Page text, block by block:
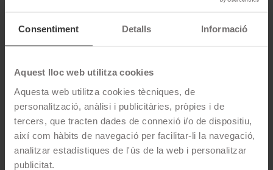
Consentiment Detalls Informació
Aquest lloc web utilitza cookies
Aquesta web utilitza cookies tècniques, de
personalització, anàlisi i publicitàries, pròpies i de
tercers, que tracten dades de connexió i/o de dispositiu,
així com hàbits de navegació per facilitar-li la navegació,
analitzar estadístiques de l'ús de la web i personalitzar
publicitat.
la versió STREET, un pneumàtic fabricat amb components d'alt
prestacions d'adherència, agarri i control que les versions
SOFT i SUPER SOFT. Condueix amb estil i seguretat dins i fora
de la pista.
CARACTERÍSTIQUES TÈCNIQUES